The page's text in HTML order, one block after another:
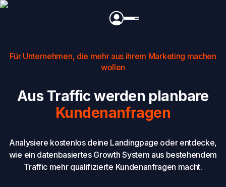
Für Unternehmen, die mehr aus ihrem Marketing machen
wollen
Aus Traffic werden planbare
Kundenanfragen
Analysiere kostenlos deine Landingpage oder entdecke,
wie ein datenbasiertes Growth System aus bestehendem
Traffic mehr qualifizierte Kundenanfragen macht.